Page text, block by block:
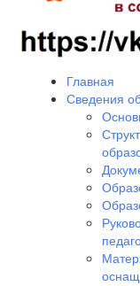
Главная
Сведения